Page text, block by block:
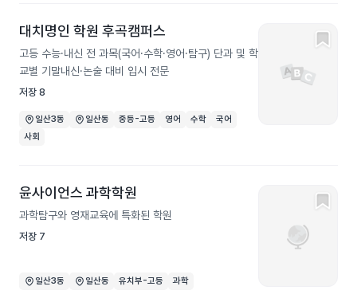
대치명인 학원 후곡캠퍼스
고등 수능·내신 전 과목(국어·수학·영어·탐구) 단과 및 학
교별 기말내신·논술 대비 입시 전문
저장 8
일산3동 일산동 중등-고등 영어 수학
국어
사회
윤사이언스 과학학원
과학탐구와 영재교육에 특화된 학원
저장 7
일산3동 일산동 유치부-고등 과학